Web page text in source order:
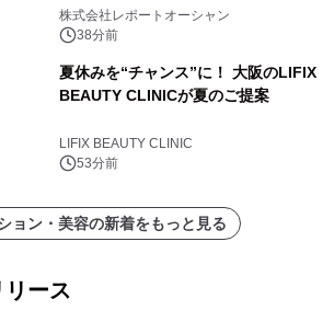
能化が市場を牽引
株式会社レポートオーシャン
38分前
夏休みを“チャンス”に！ 大阪のLIFIX
BEAUTY CLINICが夏のご提案
LIFIX BEAUTY CLINIC
53分前
ョン・美容の新着をもっと見る
リース